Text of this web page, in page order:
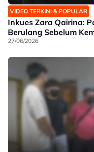
VIDEO TERKINI & POPULAR
Inkues Zara Qairina:
Berulang Sebelum
27/06/2026